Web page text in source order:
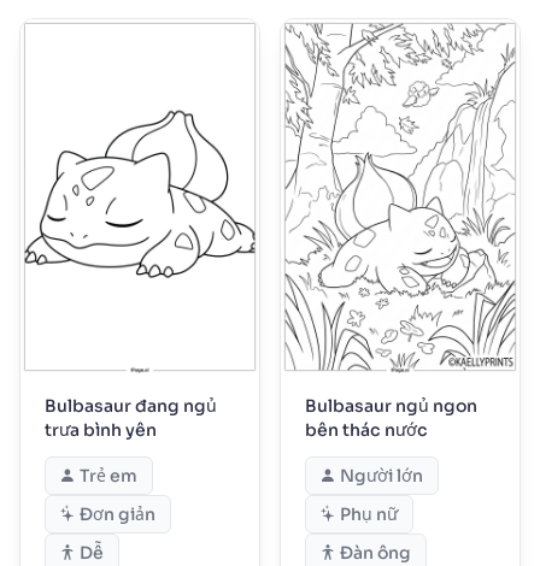
Bulbasaur đang ngủ
trưa bình yên
Trẻ em
Đơn giản
Dễ
Bulbasaur ngủ ngon
bên thác nước
Người lớn
Phụ nữ
Đàn ông